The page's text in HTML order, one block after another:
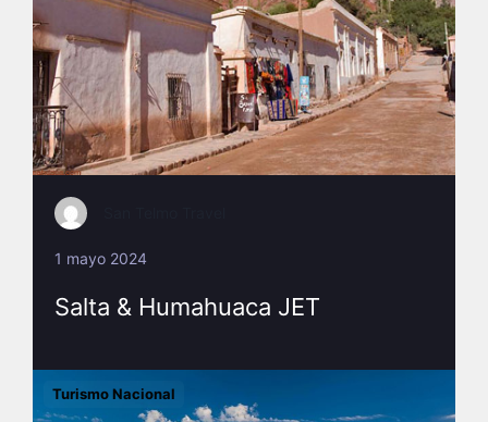
1 mayo 2024
Salta & Humahuaca JET
Turismo Nacional